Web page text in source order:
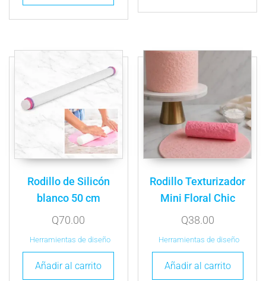
Rodillo de Silicón
blanco 50 cm
Q70.00
Herramientas de diseño
Añadir al carrito
Rodillo Texturizador
Mini Floral Chic
Q38.00
Herramientas de diseño
Añadir al carrito